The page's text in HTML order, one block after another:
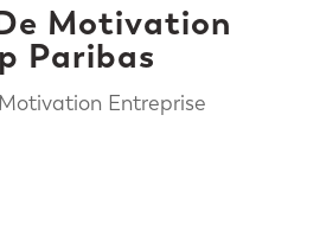
Motivation
Paribas
Entreprise